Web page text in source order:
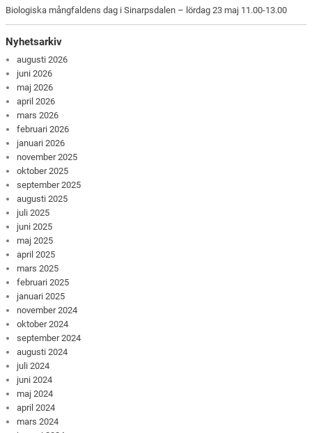
Biologiska mångfaldens dag i Sinarpsdalen – lördag 23 maj 11.00-13.00
Nyhetsarkiv
augusti 2026
juni 2026
maj 2026
april 2026
mars 2026
februari 2026
januari 2026
november 2025
oktober 2025
september 2025
augusti 2025
juli 2025
juni 2025
maj 2025
april 2025
mars 2025
februari 2025
januari 2025
november 2024
oktober 2024
september 2024
augusti 2024
juli 2024
juni 2024
maj 2024
april 2024
mars 2024